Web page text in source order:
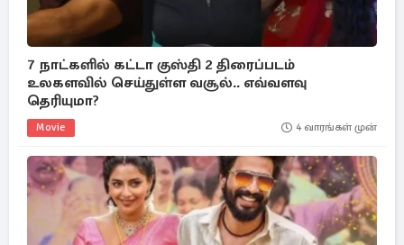
7 நாட்களில் கட்டா குஸ்தி 2 திரைப்படம்
உலகளவில் செய்துள்ள வசூல்.. எவ்வளவு
தெரியுமா?
Movie 4 வாரங்கள் முன்